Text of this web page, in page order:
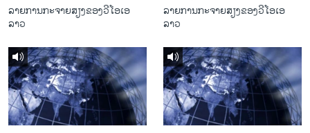
ລາຍການກະຈາຍສຽງຂອງວີໂອເອ
ລາວ
ລາຍການກະຈາຍສຽງຂອງວີໂອເອ
ລາວ